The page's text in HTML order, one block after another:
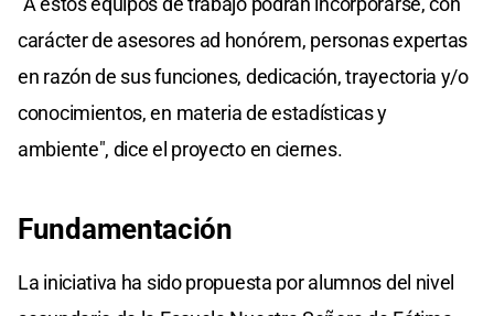
carácter de asesores ad honórem, personas expertas
en razón de sus funciones, dedicación, trayectoria y/o
conocimientos, en materia de estadísticas y
ambiente", dice el proyecto en ciernes.
Fundamentación
La iniciativa ha sido propuesta por alumnos del nivel